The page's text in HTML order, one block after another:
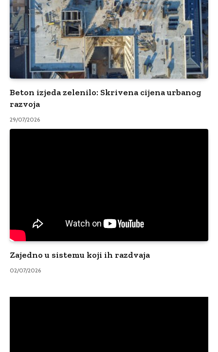
Beton izjeda zelenilo: Skrivena cijena urbanog
razvoja
29/07/2026
Zajedno u sistemu koji ih razdvaja
02/07/2026